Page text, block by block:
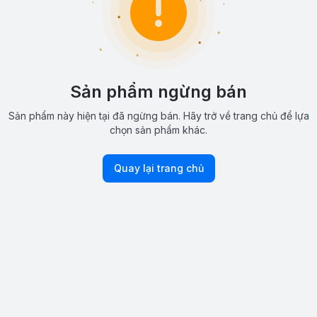
Sản phẩm ngừng bán
Sản phẩm này hiện tại đã ngừng bán. Hãy trở về trang chủ để lựa
chọn sản phẩm khác.
Quay lại trang chủ